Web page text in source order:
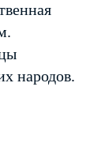
народов.